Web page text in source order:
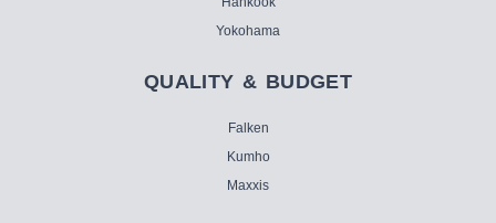
Yokohama
QUALITY & BUDGET
Falken
Kumho
Maxxis